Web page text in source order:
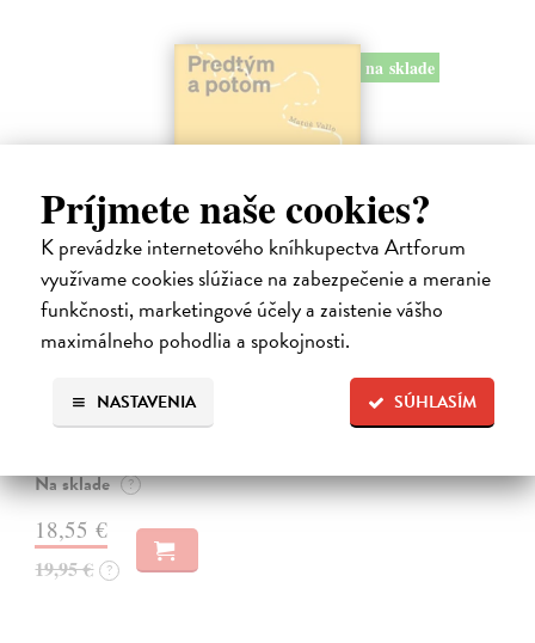
Príjmete naše cookies?
K prevádzke internetového kníhkupectva Artforum
využívame cookies slúžiace na zabezpečenie a meranie
funkčnosti, marketingové účely a zaistenie vášho
maximálneho pohodlia a spokojnosti.
SÚHLASÍM
NASTAVENIA
na sklade
Predtým a potom
| Kniha
Predtým tu bola vízia skupiny nadšencov, ktorí chceli premeniť
hlavné mesto Slovenska na modernú európsku metropolu. Dnes je tu
Bratislava a jej primátor Matúš Vallo, ktorí ukazujú, že aj zdanlivo
Na sklade ?
18,55 €
19,95 € ?